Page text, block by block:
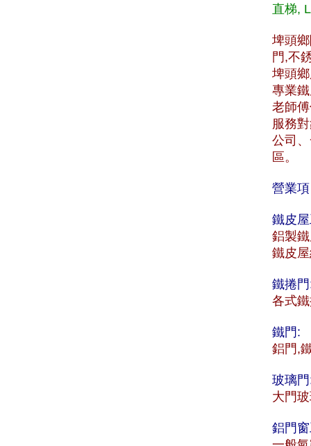
直梯,
埤頭
門,不
埤頭
專業
老師
服務
公司
區。
營業
鐵皮
鋁製
鐵皮
鐵捲
各式
鐵門:
鋁門,
玻璃
大門
鋁門